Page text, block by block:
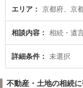
澤貴弘法律事務所の谷澤 貴
ラブル解決の実績豊富な近
産・土地の相続を法律相談
などでお困りの相談者さん
エリア 京都府、京
相談内容 相続・遺
詳細条件 未選択
不動産・土地の相続